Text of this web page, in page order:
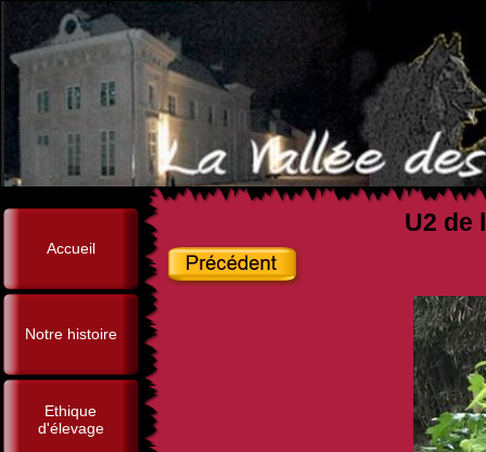
Accueil
Notre histoire
Ethique
d'élevage
U2 de